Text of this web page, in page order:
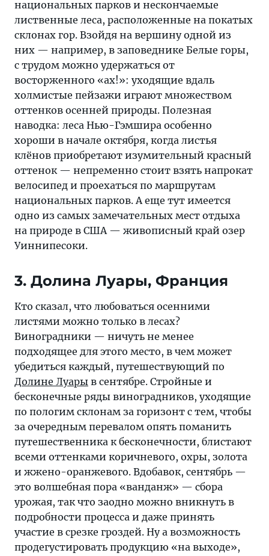
национальных парков и нескончаемые
лиственные леса, расположенные на покатых
склонах гор. Взойдя на вершину одной из
них — например, в заповеднике Белые горы,
с трудом можно удержаться от
восторженного «ах!»: уходящие вдаль
холмистые пейзажи играют множеством
оттенков осенней природы. Полезная
наводка: леса Нью-Гэмшира особенно
хороши в начале октября, когда листья
клёнов приобретают изумительный красный
оттенок — непременно стоит взять напрокат
велосипед и проехаться по маршрутам
национальных парков. А еще тут имеется
одно из самых замечательных мест отдыха
на природе в США — живописный край озер
Уиннипесоки.
3. Долина Луары, Франция
Кто сказал, что любоваться осенними
листями можно только в лесах?
Виноградники — ничуть не менее
подходящее для этого место, в чем может
убедиться каждый, путешествующий по
Долине Луары в сентябре. Стройные и
бесконечные ряды виноградников, уходящие
по пологим склонам за горизонт с тем, чтобы
за очередным перевалом опять поманить
путешественника к бесконечности, блистают
всеми оттенками коричневого, охры, золота
и жжено-оранжевого. Вдобавок, сентябрь —
это волшебная пора «ванданж» — сбора
урожая, так что заодно можно вникнуть в
подробности процесса и даже принять
участие в срезке гроздей. Ну а возможность
продегустировать продукцию «на выходе»,